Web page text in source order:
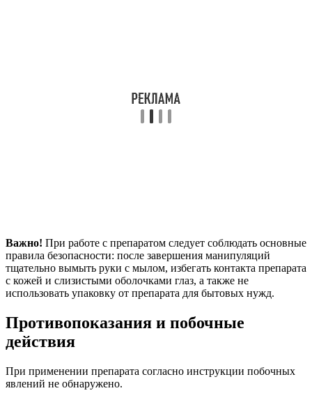
Важно! При работе с препаратом следует соблюдать основные
правила безопасности: после завершения манипуляций
тщательно вымыть руки с мылом, избегать контакта препарата
с кожей и слизистыми оболочками глаз, а также не
использовать упаковку от препарата для бытовых нужд.
Противопоказания и побочные
действия
При применении препарата согласно инструкции побочных
явлений не обнаружено.